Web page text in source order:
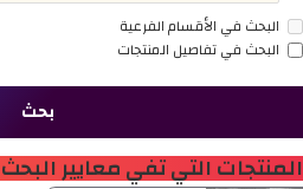
البحث في الأقسام الفرعية
البحث في تفاصيل المنتجات
بحث
المنتجات التي تفي معايير البحث